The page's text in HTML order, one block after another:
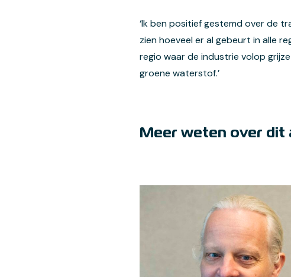
‘Ik ben positief gestemd over de
zien hoeveel er al gebeurt in alle
regio waar de industrie volop
groene waterstof.’
Meer weten over dit